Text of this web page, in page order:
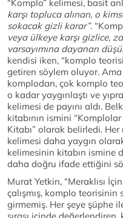
“Komplo” kelimesi, basit
karşı topluca alınan, o
sokacak gizli karar”.
veya ülkeye karşı gizlice,
varsayımına dayanan
kendisi iken, “komplo
getiren söylem oluyor.
komplodan, çok komplo
o kadar yaygınlaştı ve
kelimesi de payını aldı.
kitabının ismini
Kitabı” olarak belirledi.
kelimesi daha yaygın
kelimesinin kitabın ismine
daha doğru ifade ettiğini
Murat Yetkin, “Meraklısı
çalışmış, komplo teorisinin
girmemiş. Her şeye şüphe